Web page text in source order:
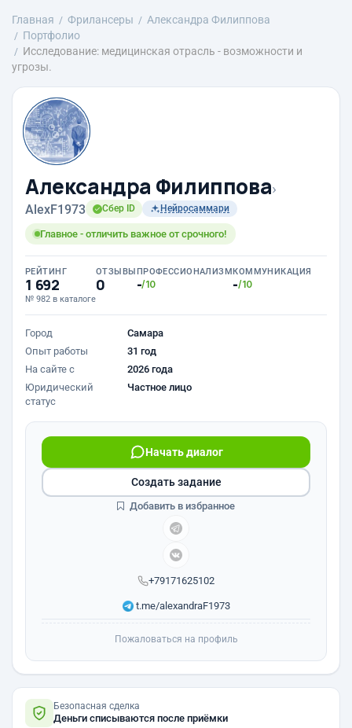
Главная Фрилансеры
Александра Филиппова
Портфолио
Исследование: медицинская отрасль - возможности и
угрозы.
Александра Филиппова›
AlexF1973 Сбер ID Нейросаммари
Главное - отличить важное от срочного!
РЕЙТИНГ
1 692
№ 982 в каталоге
ОТЗЫВЫ
0
ПРОФЕССИОНАЛИЗМ
-/10
КОММУНИКАЦИЯ
-/10
Город
Самара
Опыт работы
31 год
На сайте с
2026 года
Юридический
статус
Частное лицо
+79171625102
Начать диалог
t.me/alexandraF1973
Создать задание
Добавить в избранное
Пожаловаться на профиль
Безопасная сделка
Деньги списываются после приёмки